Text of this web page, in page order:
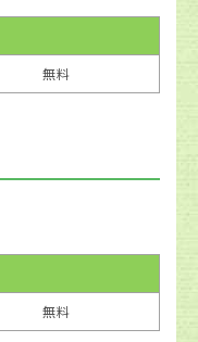
無料
無料